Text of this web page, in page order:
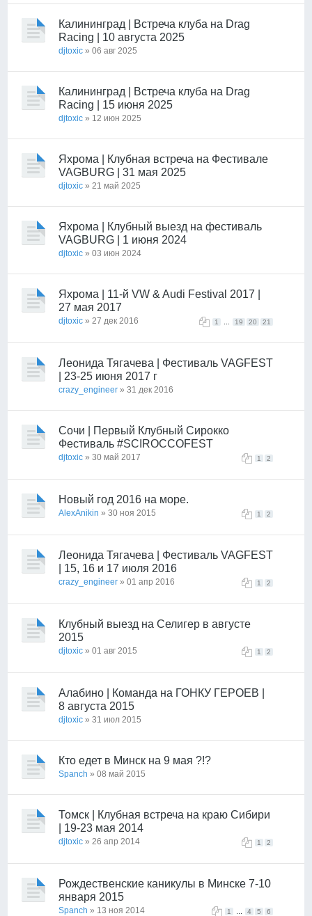
Калининград | Встреча клуба на Drag
Racing | 10 августа 2025
djtoxic » 06 авг 2025
Калининград | Встреча клуба на Drag
Racing | 15 июня 2025
djtoxic » 12 июн 2025
Яхрома | Клубная встреча на Фестивале
VAGBURG | 31 мая 2025
djtoxic » 21 май 2025
Яхрома | Клубный выезд на фестиваль
VAGBURG | 1 июня 2024
djtoxic » 03 июн 2024
Яхрома | 11-й VW & Audi Festival 2017 |
27 мая 2017
1 19 20 21
djtoxic » 27 дек 2016
Леонида Тягачева | Фестиваль VAGFEST
| 23-25 июня 2017 г
crazy_engineer » 31 дек 2016
Сочи | Первый Клубный Сирокко
Фестиваль #SCIROCCOFEST
1 2
djtoxic » 30 май 2017
Новый год 2016 на море.
1 2
AlexAnikin » 30 ноя 2015
Леонида Тягачева | Фестиваль VAGFEST
| 15, 16 и 17 июля 2016
1 2
crazy_engineer » 01 апр 2016
Клубный выезд на Селигер в августе
2015
1 2
djtoxic » 01 авг 2015
Алабино | Команда на ГОНКУ ГЕРОЕВ |
8 августа 2015
djtoxic » 31 июл 2015
Кто едет в Минск на 9 мая ?!?
Spanch » 08 май 2015
Томск | Клубная встреча на краю Сибири
| 19-23 мая 2014
1 2
djtoxic » 26 апр 2014
Рождественские каникулы в Минске 7-10
января 2015
1 4 5 6
Spanch » 13 ноя 2014